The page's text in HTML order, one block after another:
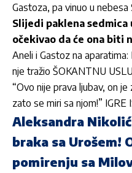
Gastoza, pa vinuo u nebesa
Slijedi paklena
očekivao da će ona biti
Aneli i Gastoz na
nje tražio ŠOKANTNU
“Ovo nije prava ljubav, on
zato se miri sa njom!” IGRE
Aleksandra
braka sa Urošem!
pomirenju sa